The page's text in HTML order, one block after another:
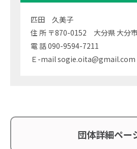
匹田 久美子
住 所 〒870-0152 大分県 大分
電 話 090-9594-7211
Ｅ-mail sogie.oita@gmail.com
団体詳細ペー